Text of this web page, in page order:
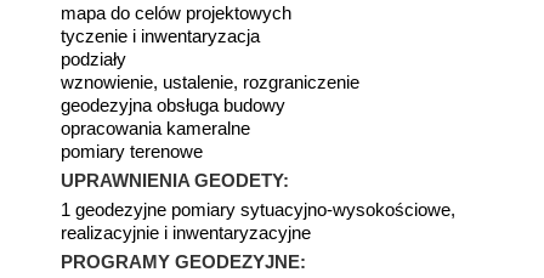
mapa do celów projektowych
tyczenie i inwentaryzacja
podziały
wznowienie, ustalenie, rozgraniczenie
geodezyjna obsługa budowy
opracowania kameralne
pomiary terenowe
UPRAWNIENIA GEODETY:
1 geodezyjne pomiary sytuacyjno-wysokościowe,
realizacyjnie i inwentaryzacyjne
PROGRAMY GEODEZYJNE: